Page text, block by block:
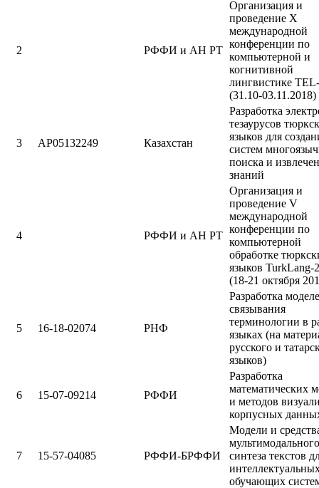
2 РФФИ и АН РТ
Организация и
проведение Х
международной
конференции по
компьютерной и
когнитивной
лингвистике
(31.10-03.11.2018)
3 AP05132249 Казахстан
Разработка
тезаурусов
языков для
систем
поиска и
знаний
4 РФФИ и АН РТ
Организация и
проведение V
международной
конференции по
компьютерной
обработке
языков TurkLang-
(18-21 октября
5 16-18-02074 РНФ
Разработка
связывания
терминологии в
языках (на
русского и
языков)
6 15-07-09214 РФФИ
Разработка
математических
и методов
корпусных
7 15-57-04085 РФФИ-БРФФИ
Модели и
мультимодального
синтеза текстов
обучающих